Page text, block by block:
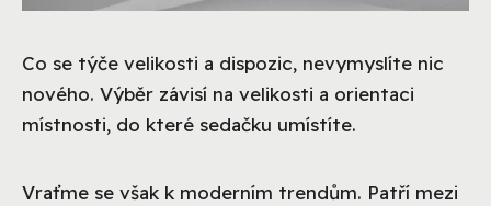
Co se týče velikosti a dispozic, nevymyslíte nic
nového. Výběr závisí na velikosti a orientaci
místnosti, do které sedačku umístíte.
Vraťme se však k moderním trendům. Patří mezi